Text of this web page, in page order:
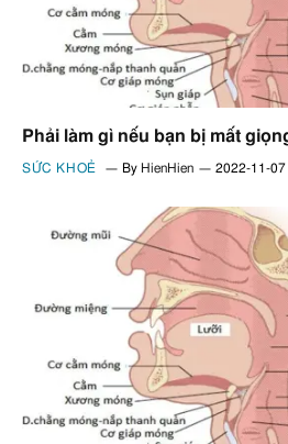
Phải làm gì nếu bạn bị mất
SỨC KHOẺ By HienHien 2022-11-07